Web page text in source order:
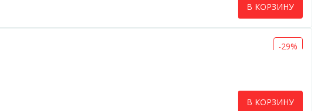
В КОРЗИНУ
-29%
В КОРЗИНУ